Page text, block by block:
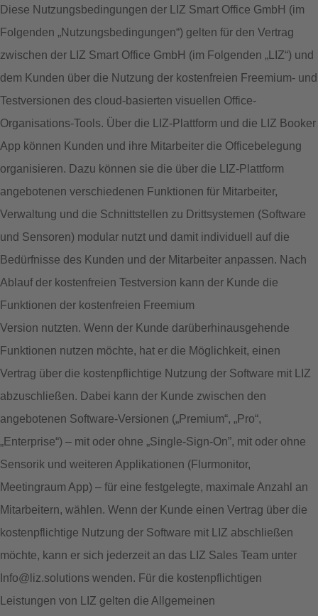
Diese Nutzungsbedingungen der LIZ Smart Office GmbH (im
Folgenden „Nutzungsbedingungen“) gelten für den Vertrag
zwischen der LIZ Smart Office GmbH (im Folgenden „LIZ“) und
dem Kunden über die Nutzung der kostenfreien Freemium- und
Testversionen des cloud-basierten visuellen Office-
Organisations-Tools. Über die LIZ-Plattform und die LIZ Booker
App können Kunden und ihre Mitarbeiter die Officebelegung
organisieren. Dazu können sie die über die LIZ-Plattform
angebotenen verschiedenen Funktionen für Mitarbeiter,
Verwaltung und die Schnittstellen zu Drittsystemen (Software
und Sensoren) modular nutzt und damit individuell auf die
Bedürfnisse des Kunden und der Mitarbeiter anpassen. Nach
Ablauf der kostenfreien Testversion kann der Kunde die
Funktionen der kostenfreien Freemium
Version nutzten. Wenn der Kunde darüberhinausgehende
Funktionen nutzen möchte, hat er die Möglichkeit, einen
Vertrag über die kostenpflichtige Nutzung der Software mit LIZ
abzuschließen. Dabei kann der Kunde zwischen den
angebotenen Software-Versionen („Premium“, „Pro“,
„Enterprise“) – mit oder ohne „Single-Sign-On”, mit oder ohne
Sensorik und weiteren Applikationen (Flurmonitor,
Meetingraum App) – für eine festgelegte, maximale Anzahl an
Mitarbeitern, wählen. Wenn der Kunde einen Vertrag über die
kostenpflichtige Nutzung der Software mit LIZ abschließen
möchte, kann er sich jederzeit an das LIZ Sales Team unter
Info@liz.solutions wenden. Für die kostenpflichtigen
Leistungen von LIZ gelten die Allgemeinen